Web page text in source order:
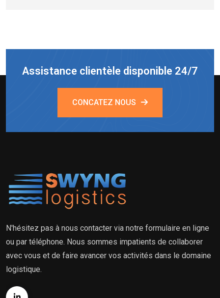
Assistance clientèle disponible 24/7
CONCATEZ NOUS
N'hésitez pas à nous contacter via notre formulaire en ligne
ou par téléphone. Nous sommes impatients de collaborer
avec vous et de faire avancer vos activités dans le domaine
logistique.